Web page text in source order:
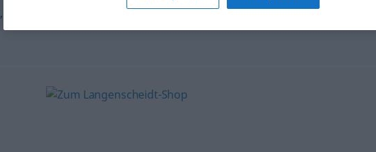
, ,Hochzeit,Jawort (ugs.),Heirat (Hauptform)